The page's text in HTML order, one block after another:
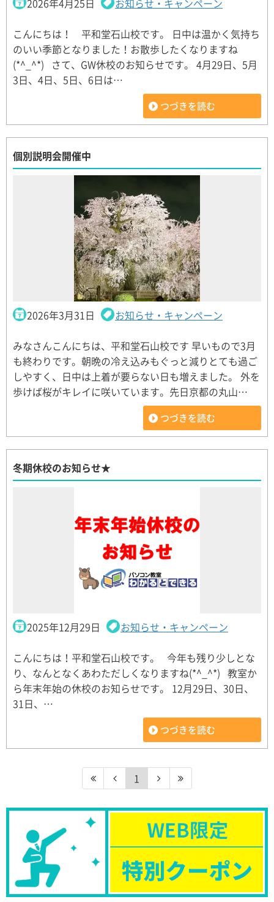
2026年4月25日 お知らせ・キャンペーン
こんにちは！ 平和堂石山校です。 日中は温かく気持ち
のいい季節となりました！お散歩したくなりますね
(*^_^*) さて、GW休校のお知らせです。 4月29日、5月
3日、4日、5日、6日は…
つづきを読む
個別説明会開催中
2026年3月31日 お知らせ・キャンペーン
みなさんこんにちは、平和堂石山校です 早いもので3月
も終わりです。朝晩の冷え込みもぐっと減りとても過ご
しやすく、日中は上着が要らない日も増えました。 外を
歩けば桜がキレイに咲いています。先日京都の丸山…
つづきを読む
冬期休校のお知らせ★
2025年12月29日 お知らせ・キャンペーン
こんにちは！平和堂石山校です。 今年も残り少しとな
り、なんとなくあわただしくなりますね(*^_^*) 教室か
ら年末年始の休校のお知らせです。 12月29日、30日、
31日、…
つづきを読む
1